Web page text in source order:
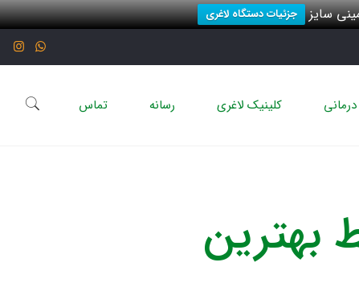
سایز جزئیات دستگاه لاغری
کلینیک لاغری رسانه تماس
بهترین